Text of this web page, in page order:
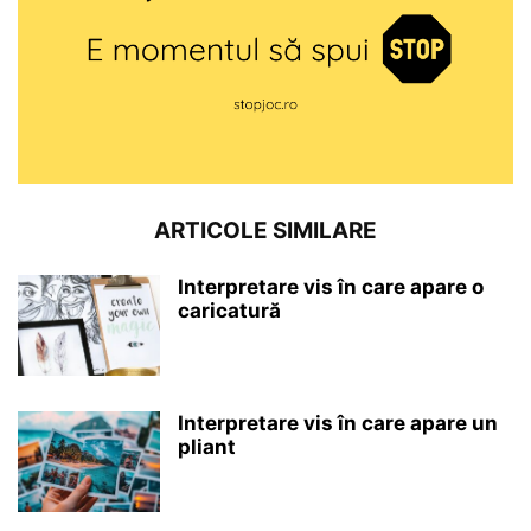
ARTICOLE SIMILARE
Interpretare vis în care apare o
caricatură
Interpretare vis în care apare un
pliant